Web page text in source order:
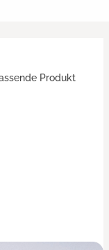
Produkt